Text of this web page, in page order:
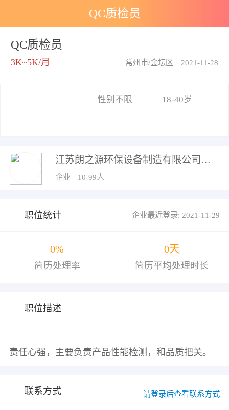
QC质检员
QC质检员
3K~5K/月 2021-11-28
常州市/金坛区
性别不限 18-40岁
江苏朗之源环保设备制造有限公司
企业 10-99人
职位统计 企业最近登录: 2021-11-29
0%
简历处理率
0天
简历平均处理时长
职位描述
联系方式 请登录后查看联系方式